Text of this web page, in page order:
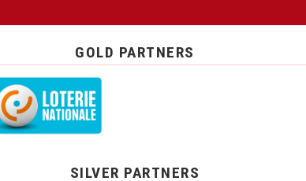
GOLD PARTNERS
SILVER PARTNERS